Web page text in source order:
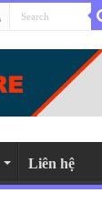
Liên hệ